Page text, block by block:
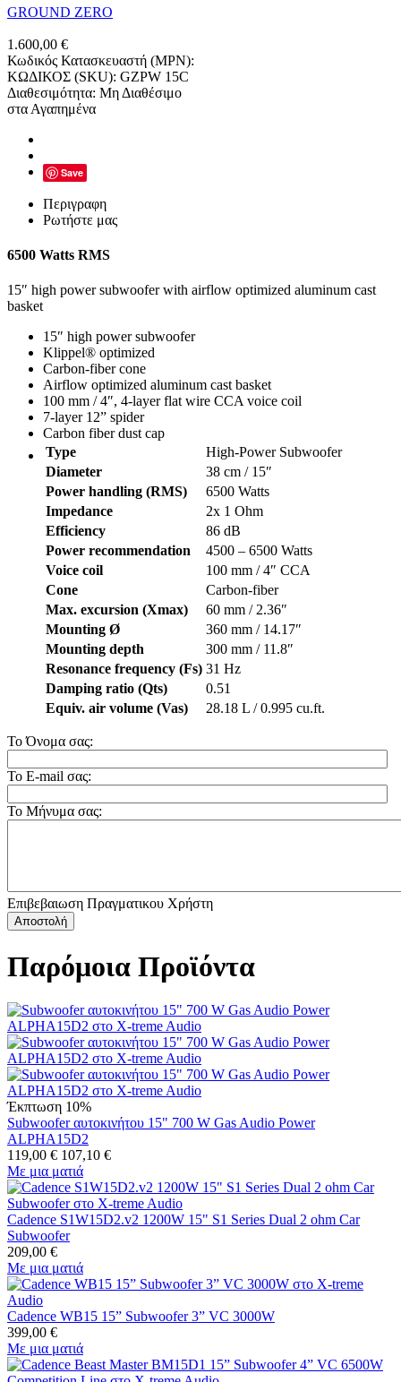
GROUND ZERO
1.600,00 €
Κωδικός Κατασκευαστή (MPN):
ΚΩΔΙΚΟΣ (SKU): GZPW 15C
Διαθεσιμότητα: Μη Διαθέσιμο
στα Αγαπημένα
Save
Περιγραφη
Ρωτήστε μας
6500 Watts RMS
15″ high power subwoofer with airflow optimized aluminum cast
basket
15″ high power subwoofer
Klippel® optimized
Carbon-fiber cone
Airflow optimized aluminum cast basket
100 mm / 4″, 4-layer flat wire CCA voice coil
7-layer 12” spider
Carbon fiber dust cap
Type
High-Power Subwoofer
Diameter
38 cm / 15″
Power handling (RMS)
6500 Watts
Impedance
2x 1 Ohm
Efficiency
86 dB
Power recommendation
4500 – 6500 Watts
Voice coil
100 mm / 4″ CCA
Cone
Carbon-fiber
Max. excursion (Xmax)
60 mm / 2.36″
Mounting Ø
360 mm / 14.17″
Mounting depth
300 mm / 11.8″
Resonance frequency (Fs) 31 Hz
Damping ratio (Qts)
0.51
Equiv. air volume (Vas)
28.18 L / 0.995 cu.ft.
Το Όνομα σας:
Το E-mail σας:
Το Μήνυμα σας:
Επιβεβαιωση Πραγματικου Χρήστη
Αποστολή
Παρόμοια Προϊόντα
Έκπτωση 10%
Subwoofer αυτοκινήτου 15" 700 W Gas Audio Power
ALPHA15D2
119,00 € 107,10 €
Με μια ματιά
Cadence S1W15D2.v2 1200W 15" S1 Series Dual 2 ohm Car
Subwoofer
209,00 €
Με μια ματιά
Cadence WB15 15” Subwoofer 3” VC 3000W
399,00 €
Με μια ματιά